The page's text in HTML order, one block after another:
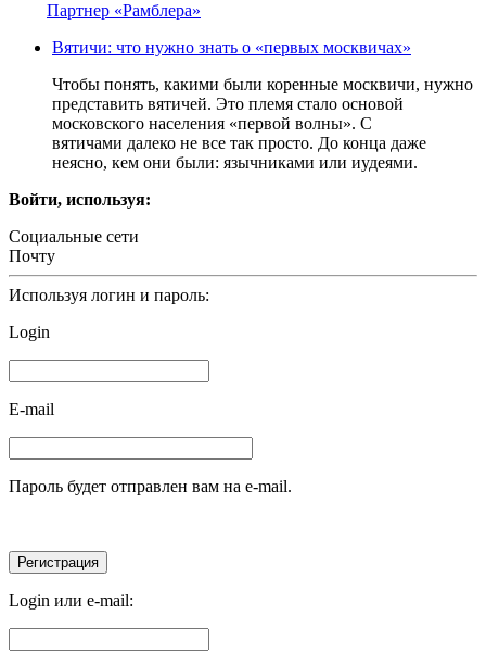
Партнер «Рамблера»
Вятичи: что нужно знать о «первых москвичах»
Чтобы понять, какими были коренные москвичи, нужно
представить вятичей. Это племя стало основой
московского населения «первой волны». С
вятичами далеко не все так просто. До конца даже
неясно, кем они были: язычниками или иудеями.
Войти, используя:
Социальные сети
Почту
Используя логин и пароль:
Login
E-mail
Пароль будет отправлен вам на e-mail.
Login или e-mail: